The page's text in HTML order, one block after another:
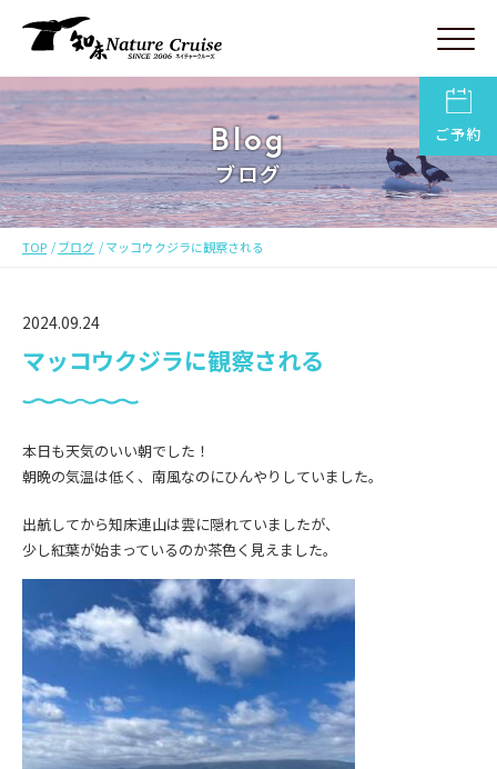
ご予約
Blog
ブログ
TOP ブログ マッコウクジラに観察される
2024.09.24
マッコウクジラに観察される
本日も天気のいい朝でした！
朝晩の気温は低く、南風なのにひんやりしていました。
出航してから知床連山は雲に隠れていましたが、
少し紅葉が始まっているのか茶色く見えました。